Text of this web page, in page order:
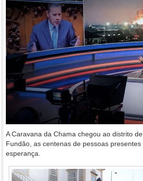
A Caravana da Chama chegou ao distrito
Fundão, as centenas de pessoas
esperança.